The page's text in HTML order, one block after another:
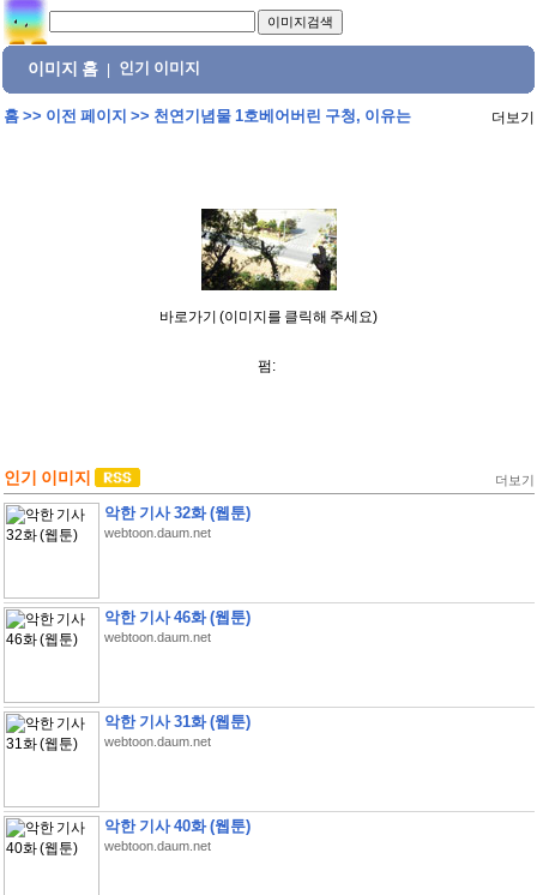
이미지 홈 인기 이미지
홈>> 이전 페이지 >> 천연기념물 1호베어버린 구청, 이유는 더보기
바로가기 (이미지를 클릭해 주세요)
펌:
인기 이미지 더보기
악한 기사 32화 (웹툰)
webtoon.daum.net
악한 기사 46화 (웹툰)
webtoon.daum.net
악한 기사 31화 (웹툰)
webtoon.daum.net
악한 기사 40화 (웹툰)
webtoon.daum.net